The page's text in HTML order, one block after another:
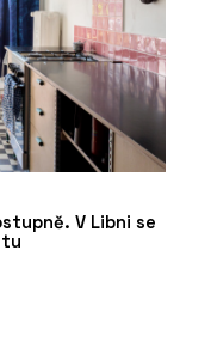
V Libni se